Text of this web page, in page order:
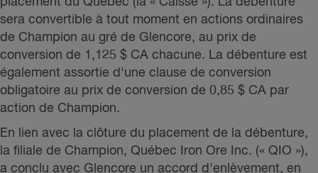
sera convertible à tout moment en actions ordinaires
de Champion au gré de Glencore, au prix de
conversion de 1,125 $ CA chacune. La débenture est
également assortie d'une clause de conversion
obligatoire au prix de conversion de 0,85 $ CA par
action de Champion.
En lien avec la clôture du placement de la débenture,
la filiale de Champion, Québec Iron Ore Inc. (« QIO »),
a conclu avec Glencore un accord d'enlèvement, en